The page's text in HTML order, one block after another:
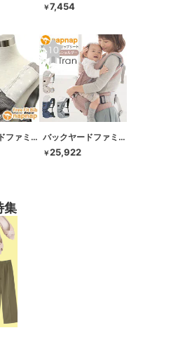
￥7,454
バックヤードファミリー バックヤードファミリー
￥25,922
集